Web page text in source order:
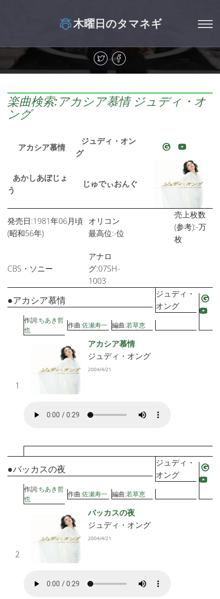
木曜日のタマネギ
楽曲検索:アカシア慕情 ジュディ・オ
ング
アカシア慕情
ジュディ・オン
グ
あかしあぼじょ
う
じゅでぃおんぐ
発売日:1981年06月頃
(昭和56年)
オリコン
最高位:-位
売上枚数
(参考):-万
枚
CBS・ソニー
アナロ
グ:07SH-
1003
1
●アカシア慕情
ジュディ・
オング
作詞:ちあき哲
也
作曲:佐瀬寿一 編曲:若草恵
アカシア慕情
ジュディ・オング
2004/4/21
2
●バッカスの夜
ジュディ・
オング
作詞:ちあき哲
也
作曲:佐瀬寿一 編曲:若草恵
バッカスの夜
ジュディ・オング
2004/4/21